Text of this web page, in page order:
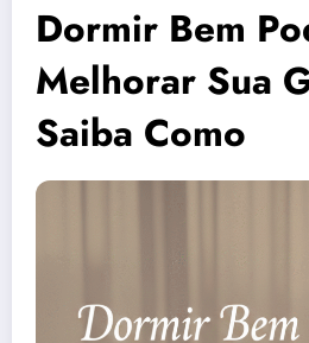
Dormir Bem
Melhorar Sua
Saiba Como